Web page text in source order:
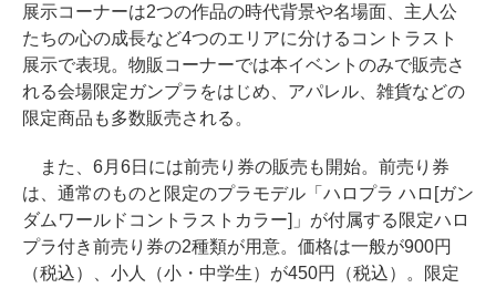
展示コーナーは2つの作品の時代背景や名場面、主人公
たちの心の成長など4つのエリアに分けるコントラスト
展示で表現。物販コーナーでは本イベントのみで販売さ
れる会場限定ガンプラをはじめ、アパレル、雑貨などの
限定商品も多数販売される。
また、6月6日には前売り券の販売も開始。前売り券
は、通常のものと限定のプラモデル「ハロプラ ハロ[ガン
ダムワールドコントラストカラー]」が付属する限定ハロ
プラ付き前売り券の2種類が用意。価格は一般が900円
（税込）、小人（小・中学生）が450円（税込）。限定